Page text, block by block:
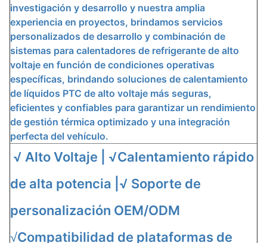
investigación y desarrollo y nuestra amplia
experiencia en proyectos, brindamos servicios
personalizados de desarrollo y combinación de
sistemas para calentadores de refrigerante de alto
voltaje en función de condiciones operativas
específicas, brindando soluciones de calentamiento
de líquidos PTC de alto voltaje más seguras,
eficientes y confiables para garantizar un rendimiento
de gestión térmica optimizado y una integración
perfecta del vehículo.
√ Alto Voltaje | √Calentamiento rápido
de alta potencia | √ Soporte de
personalización OEM/ODM
√Compatibilidad de plataformas de